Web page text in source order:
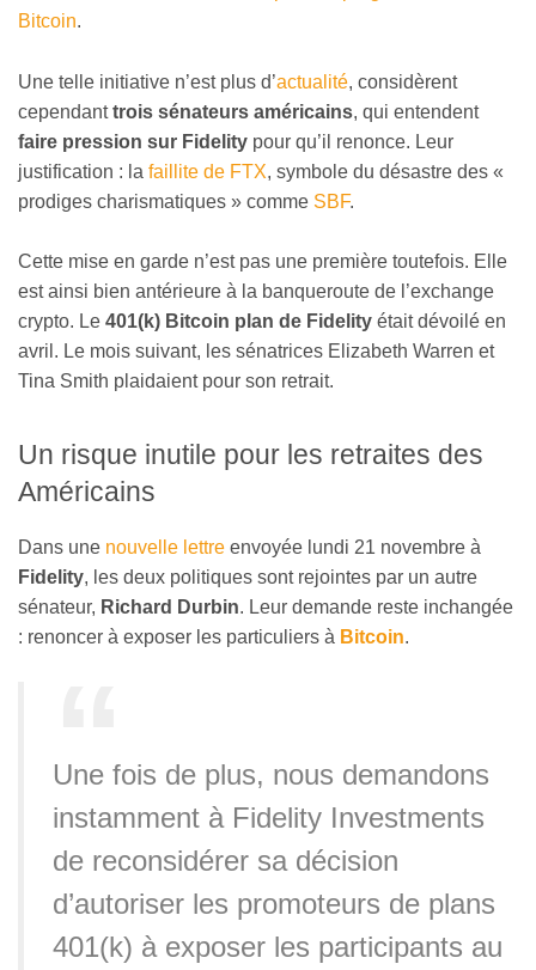
Bitcoin.
Une telle initiative n’est plus d’actualité, considèrent
cependanttrois sénateurs américains, qui entendent
faire pression sur Fidelity pour qu’il renonce. Leur
justification : la faillite de FTX, symbole du désastre des «
prodiges charismatiques » comme SBF.
Cette mise en garde n’est pas une première toutefois. Elle
est ainsi bien antérieure à la banqueroute de l’exchange
crypto. Le 401(k) Bitcoin plan de Fidelity était dévoilé en
avril. Le mois suivant, les sénatrices Elizabeth Warren et
Tina Smith plaidaient pour son retrait.
Un risque inutile pour les retraites des
Américains
Dans une nouvelle lettre envoyée lundi 21 novembre à
Fidelity, les deux politiques sont rejointes par un autre
sénateur, Richard Durbin. Leur demande reste inchangée
: renoncer à exposer les particuliers à Bitcoin.
Une fois de plus, nous demandons
instamment à Fidelity Investments
de reconsidérer sa décision
d’autoriser les promoteurs de plans
401(k) à exposer les participants au